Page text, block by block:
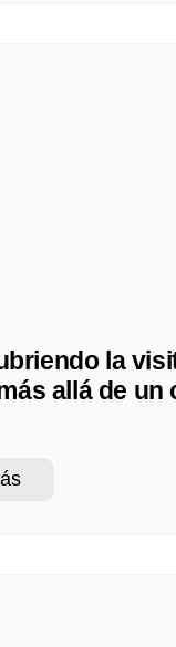
la
allá de un